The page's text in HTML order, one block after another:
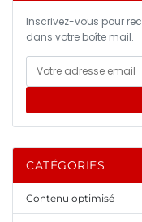
Inscrivez-vous pour
dans votre boîte mail.
CATÉGORIES
Contenu optimisé